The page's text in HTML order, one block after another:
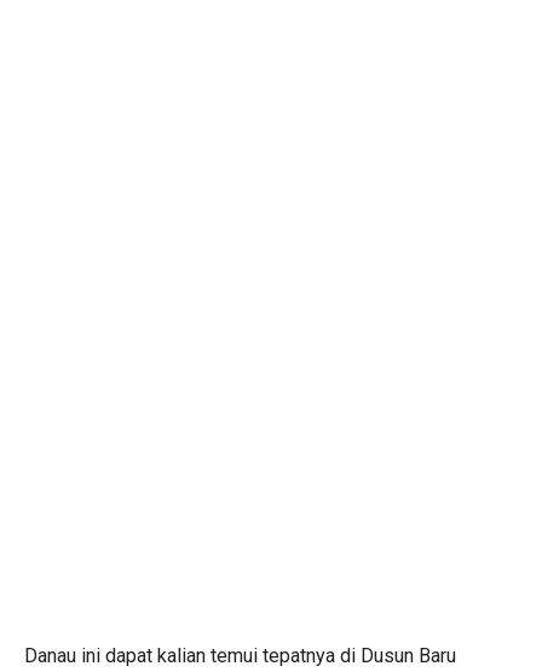
Danau ini dapat kalian temui tepatnya di Dusun Baru